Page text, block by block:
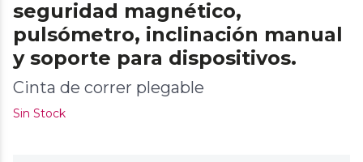
seguridad magnético,
pulsómetro, inclinación manual
y soporte para dispositivos.
Cinta de correr plegable
Sin Stock